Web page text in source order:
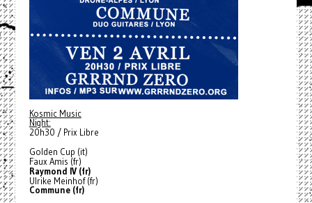
Kosmic Music
Night:
20h30 / Prix Libre
Golden Cup (it)
Faux Amis (fr)
Raymond IV (fr)
Ulrike Meinhof (fr)
Commune (fr)